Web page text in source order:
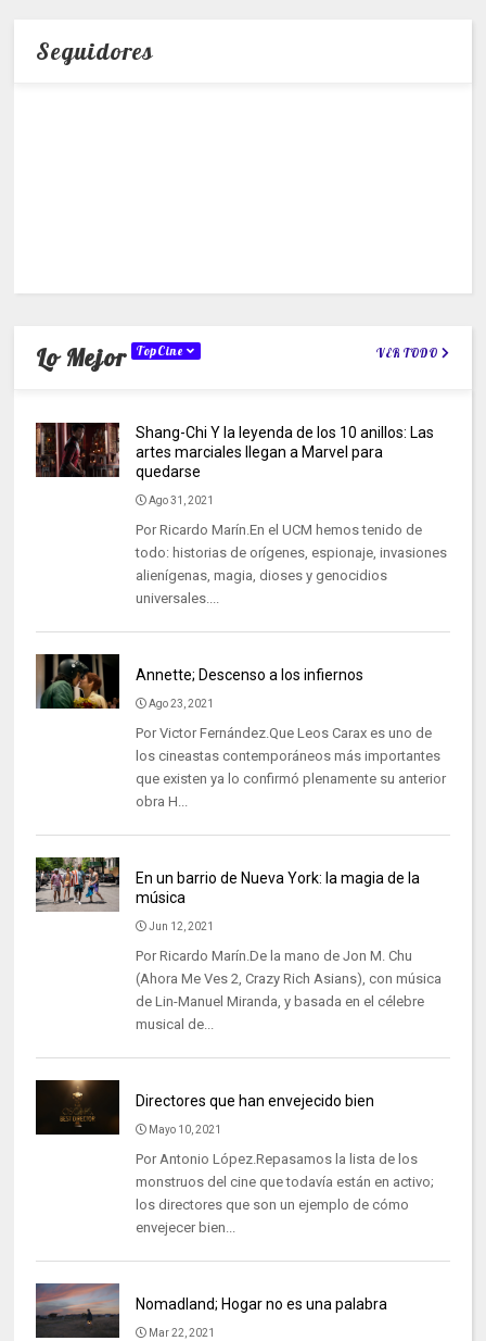
Seguidores
Lo Mejor TopCine VER TODO
Shang-Chi Y la leyenda de los 10 anillos: Las
artes marciales llegan a Marvel para
quedarse
Ago 31, 2021
Por Ricardo Marín.En el UCM hemos tenido de
todo: historias de orígenes, espionaje, invasiones
alienígenas, magia, dioses y genocidios
universales....
Annette; Descenso a los infiernos
Ago 23, 2021
Por Victor Fernández.Que Leos Carax es uno de
los cineastas contemporáneos más importantes
que existen ya lo confirmó plenamente su anterior
obra H...
En un barrio de Nueva York: la magia de la
música
Jun 12, 2021
Por Ricardo Marín.De la mano de Jon M. Chu
(Ahora Me Ves 2, Crazy Rich Asians), con música
de Lin-Manuel Miranda, y basada en el célebre
musical de...
Directores que han envejecido bien
Mayo 10, 2021
Por Antonio López.Repasamos la lista de los
monstruos del cine que todavía están en activo;
los directores que son un ejemplo de cómo
envejecer bien...
Nomadland; Hogar no es una palabra
Mar 22, 2021